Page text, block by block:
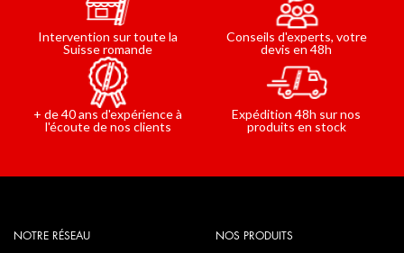
Intervention sur toute la
Suisse romande
Conseils d'experts, votre
devis en 48h
+ de 40 ans d'expérience à
l'écoute de nos clients
Expédition 48h sur nos
produits en stock
NOTRE RÉSEAU NOS PRODUITS